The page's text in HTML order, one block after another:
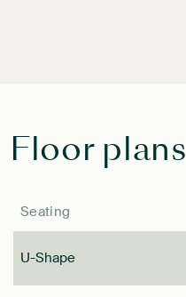
Floor plans
Seating
U-Shape